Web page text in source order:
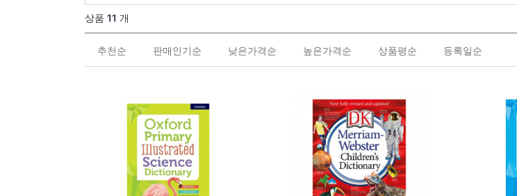
상품 11 개
추천순 판매인기순 낮은가격순 높은가격순 상품평순 등록일순